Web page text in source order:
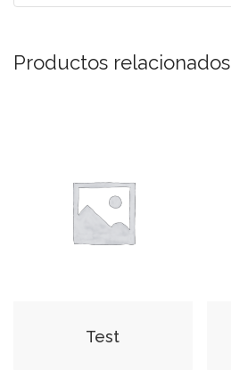
Productos relacionados
Test